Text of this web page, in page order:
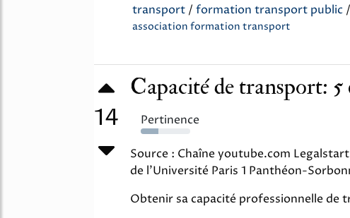
transport / formation transport public /
association formation transport
14
Capacité de transport: 5
Pertinence
35%
Source : Chaîne youtube.com
de l'Université Paris 1 Panthéon-
Obtenir sa capacité professionnelle de